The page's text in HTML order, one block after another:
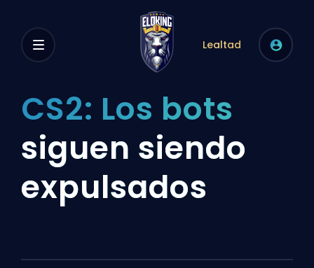
Lealtad
CS2: Los bots
siguen siendo
expulsados